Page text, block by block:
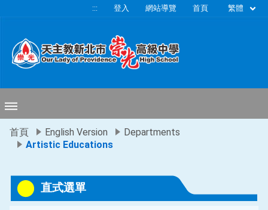
移至網頁之主要內容區位置
::: 登入 網站導覽 首頁 繁體
首頁 English Version
Departments
Artistic Educations
直式選單